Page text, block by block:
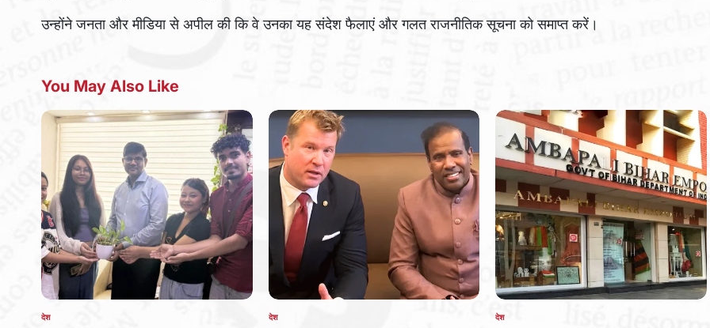
उन्होंने जनता और मीडिया से अपील की कि वे उनका यह संदेश फैलाएं और गलत राजनीतिक सूचना को समाप्त करें।
You May Also Like
POSTED
देश
POSTED
देश
POSTED
देश